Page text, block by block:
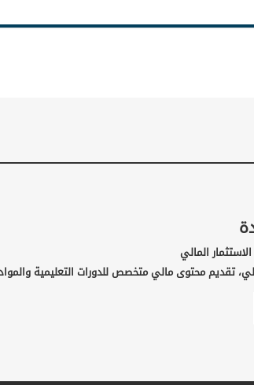
المالي
تقديم محتوى مالي متخصص للدورات التعليمية